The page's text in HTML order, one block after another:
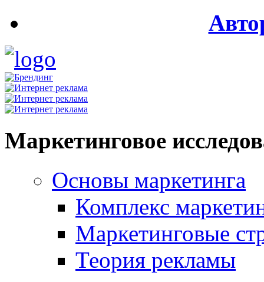
Маркетинговое
Основы маркетинга
Комплекс
Маркетинговые
Теория рекламы